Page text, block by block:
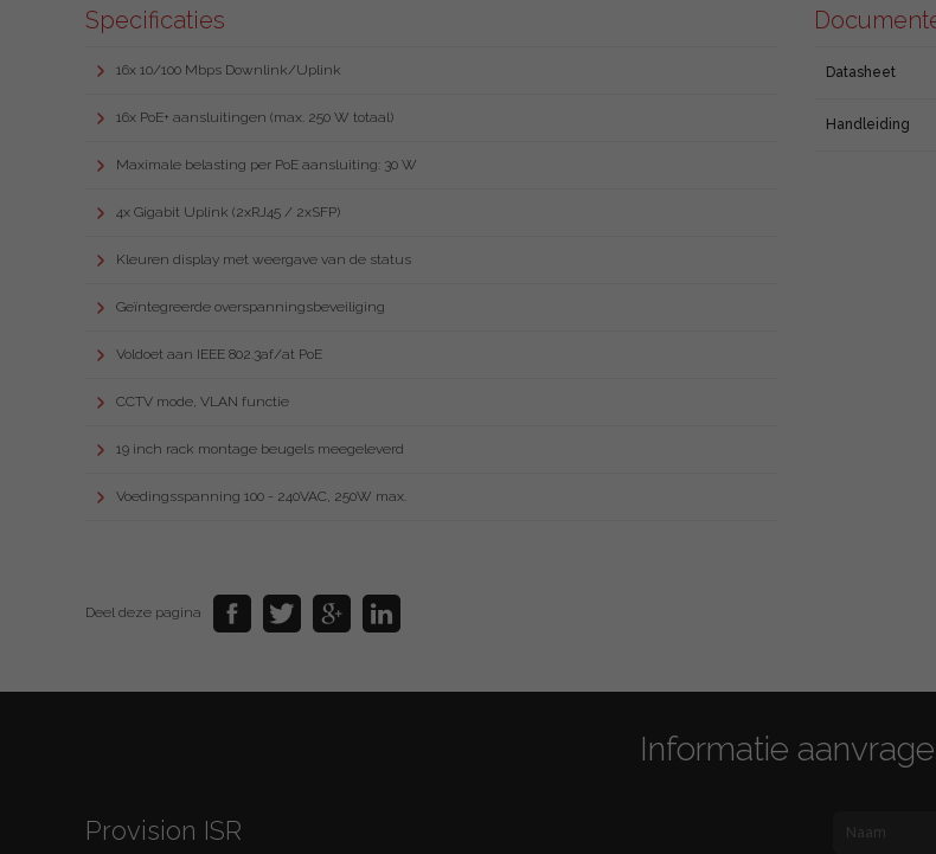
Specificaties
16x 10/100 Mbps Downlink/Uplink
16x PoE+ aansluitingen (max. 250 W totaal)
Maximale belasting per PoE aansluiting: 30 W
4x Gigabit Uplink (2xRJ45 / 2xSFP)
Kleuren display met weergave van de status
Geïntegreerde overspanningsbeveiliging
Voldoet aan IEEE 802.3af/at PoE
CCTV mode, VLAN functie
19 inch rack montage beugels meegeleverd
Voedingsspanning 100 - 240VAC, 250W max.
Datasheet
Handleiding
Deel deze pagina
Informatie
Provision ISR